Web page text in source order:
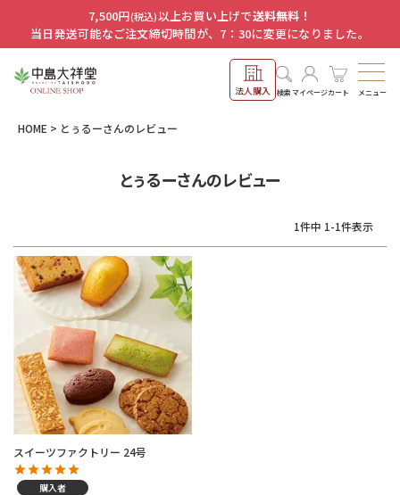
7,500円(税込)以上お買い上げで送料無料！
当日発送可能なご注文締切時間が、7：30に変更になりました。
法人購入 検索マイページカート メニュー
HOME とぅるーさんのレビュー
とぅるーさんのレビュー
1件中 1-1件表示
スイーツファクトリー 24号
購入者